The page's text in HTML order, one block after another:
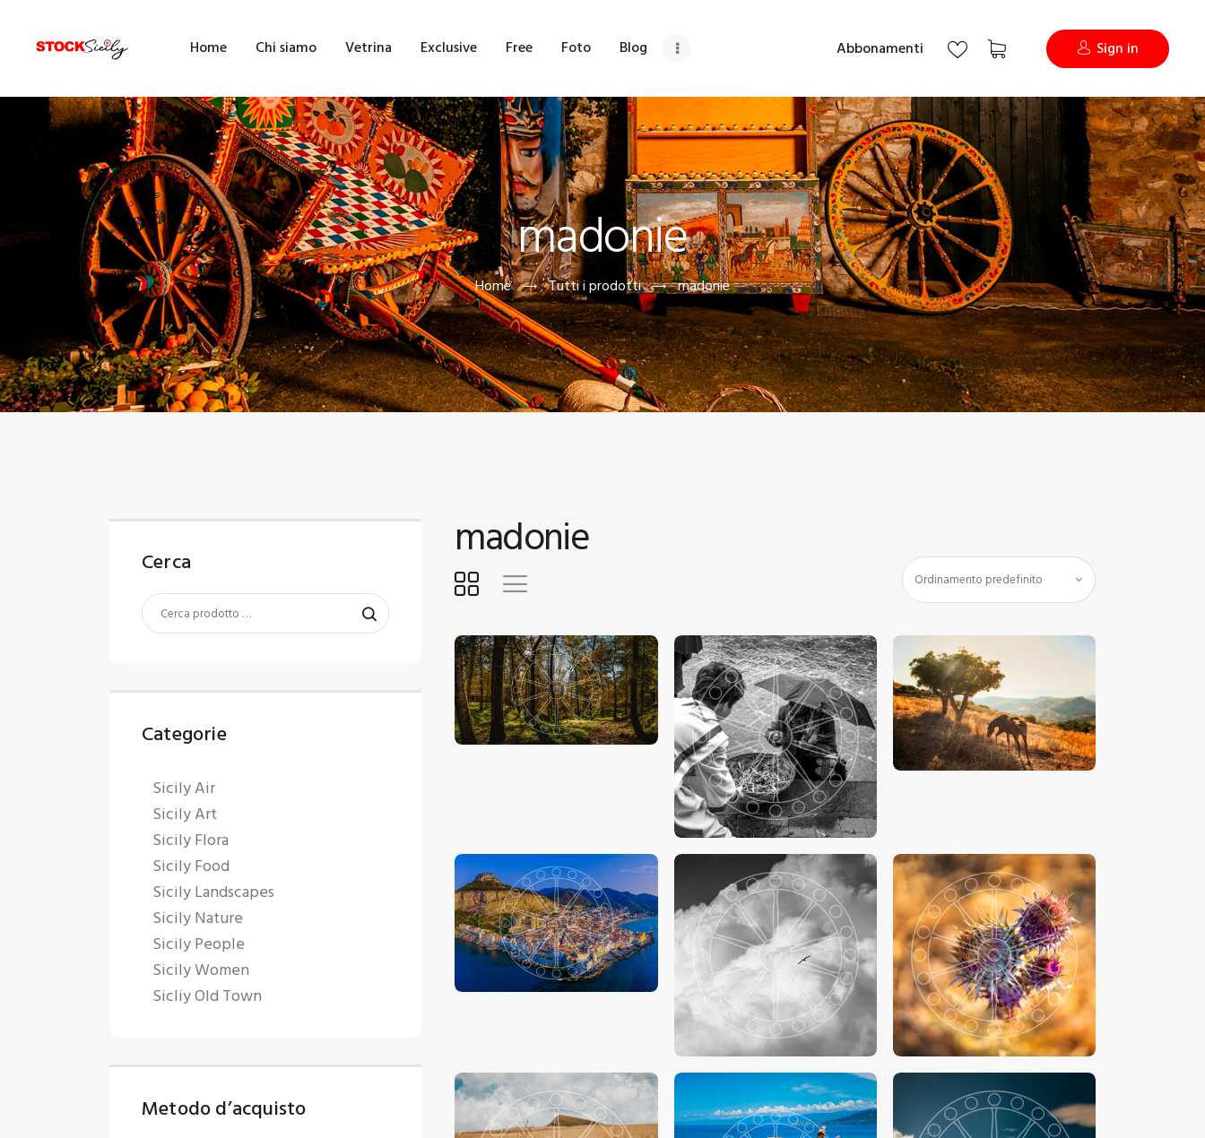
Home Chi siamo Vetrina Exclusive Free Foto Blog Abbonamenti Sign in
madonie
Home Tutti i prodotti madonie
VETRINA
EXCLUSIVE
FREE
FOTO
BLOG
ADV
CONTATTI
madonie
€15.00-€24.00
15.00-€24.00 €15.00-€24.00
Cerca
Categorie
Sicily Air
Sicily Art
Sicily Flora
Sicily Food
Sicily Landscapes
Sicily Nature
Sicily People
Sicily Women
Sicliy Old Town
Metodo d’acquisto